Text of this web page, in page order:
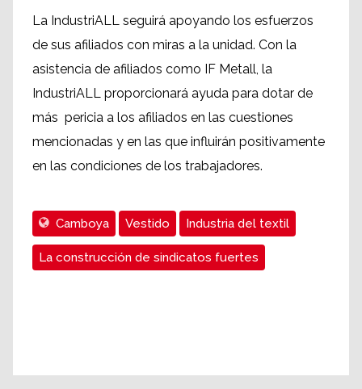
La IndustriALL seguirá apoyando los esfuerzos
de sus afiliados con miras a la unidad. Con la
asistencia de afiliados como IF Metall, la
IndustriALL proporcionará ayuda para dotar de
más pericia a los afiliados en las cuestiones
mencionadas y en las que influirán positivamente
en las condiciones de los trabajadores.
Camboya Vestido Industria del textil
La construcción de sindicatos fuertes